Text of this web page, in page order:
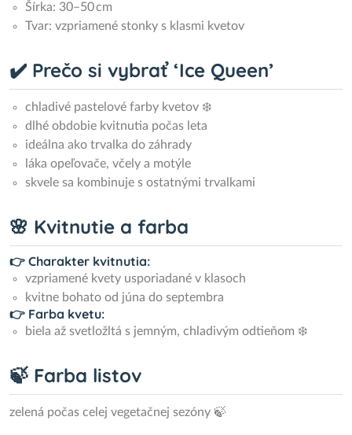
Šírka: 30–50 cm
Tvar: vzpriamené stonky s klasmi kvetov
✔️ Prečo si vybrať ‘Ice Queen’
chladivé pastelové farby kvetov ❄️
dlhé obdobie kvitnutia počas leta
ideálna ako trvalka do záhrady
láka opeľovače, včely a motýle
skvele sa kombinuje s ostatnými trvalkami
🌸 Kvitnutie a farba
👉 Charakter kvitnutia:
vzpriamené kvety usporiadané v klasoch
kvitne bohato od júna do septembra
👉 Farba kvetu:
biela až svetložltá s jemným, chladivým odtieňom ❄️
🍃 Farba listov
zelená počas celej vegetačnej sezóny 🍃